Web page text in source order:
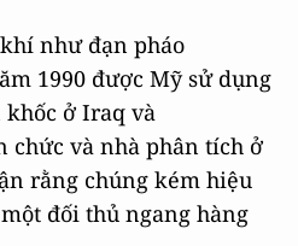
như đạn pháo
1990 được Mỹ sử dụng
khốc ở Iraq và
chức và nhà phân tích ở
rằng chúng kém hiệu
đối thủ ngang hàng